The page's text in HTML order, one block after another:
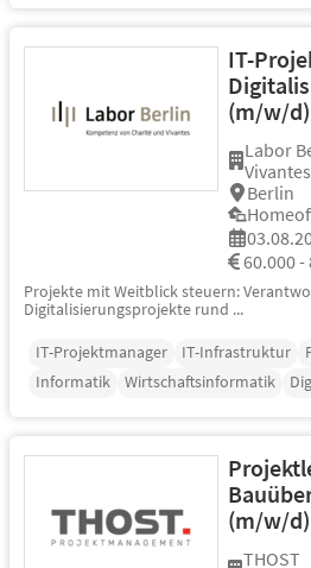
IT-
(m/w/d)
Labor
Berlin
60.000
Projekte mit Weitblick steuern:
Digitalisierungsprojekte rund ...
IT-Projektmanager
IT-Infrastruktur
Informatik
Wirtschaftsinformatik
(m/w/d)
THOST